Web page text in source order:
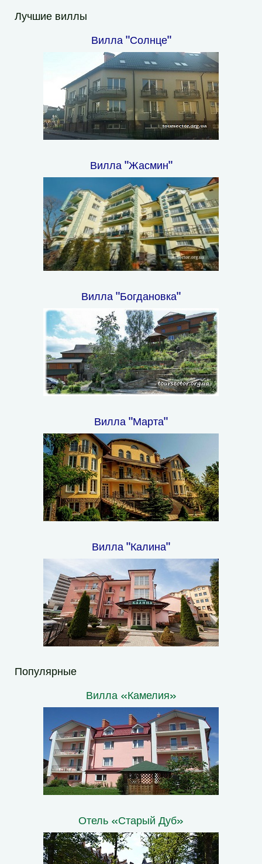
Лучшие виллы
Вилла "Солнце"
Вилла "Жасмин"
Вилла "Богдановка"
Вилла "Марта"
Вилла "Калина"
Популярные
Вилла «Камелия»
Отель «Старый Дуб»